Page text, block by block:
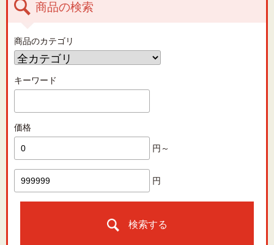
商品の検索
商品のカテゴリ
キーワード
価格
円～
円
検索する